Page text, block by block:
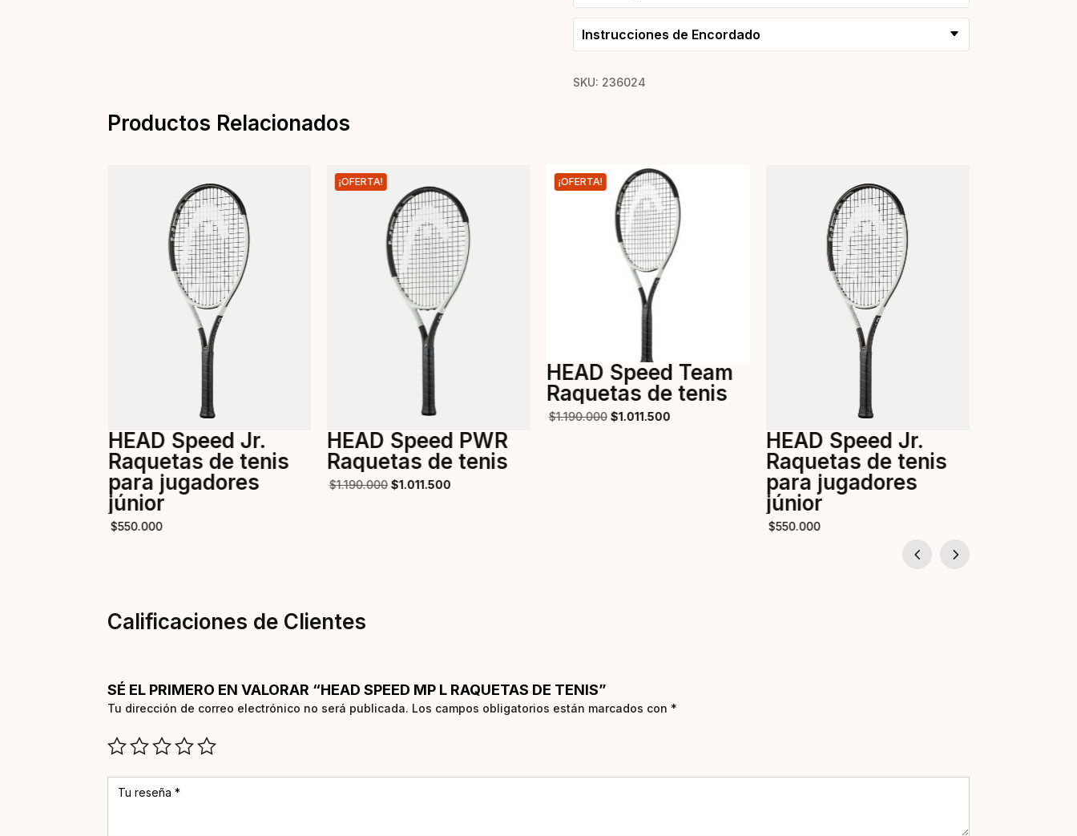
Instrucciones de Encordado
SKU: 236024
Productos Relacionados
HEAD Speed Jr.
Raquetas de tenis
para jugadores
júnior
$550.000
¡OFERTA!
HEAD Speed PWR
Raquetas de tenis
$1.190.000 $1.011.500
¡OFERTA!
HEAD Speed Team
Raquetas de tenis
$1.190.000 $1.011.500
HEAD Speed Jr.
Raquetas de tenis
para jugadores
júnior
$550.000
Calificaciones de Clientes
SÉ EL PRIMERO EN VALORAR “HEAD SPEED MP L RAQUETAS DE TENIS”
Tu dirección de correo electrónico no será publicada. Los campos obligatorios están marcados con *